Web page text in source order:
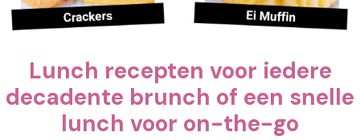
Lunch recepten voor iedere
decadente brunch of een snelle
lunch voor on-the-go